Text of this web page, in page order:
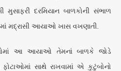
દરમિયાન બાળકોની સંભાળ
મદ્રાસી આયાઓ ખાસ વખણાતી.
આ આયાઓ તેમનાં બાળકે જોડે
સાથે રાખવામાં એ કુટુંબોનો